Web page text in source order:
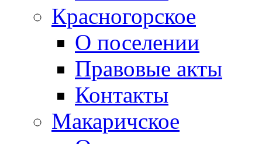
Красногорское
О поселении
Правовые акты
Контакты
Макаричское